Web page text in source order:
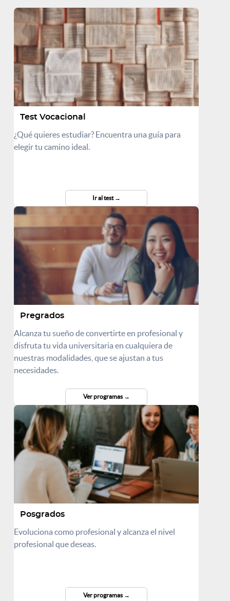
Test Vocacional
¿Qué quieres estudiar? Encuentra una guía para
elegir tu camino ideal.
Ir al test
Pregrados
Alcanza tu sueño de convertirte en profesional y
disfruta tu vida universitaria en cualquiera de
nuestras modalidades, que se ajustan a tus
necesidades.
Ver programas
Posgrados
Evoluciona como profesional y alcanza el nivel
profesional que deseas.
Ver programas